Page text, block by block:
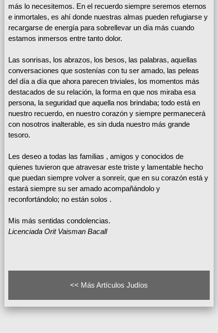
más lo necesitemos. En el recuerdo siempre seremos eternos
e inmortales, es ahí donde nuestras almas pueden refugiarse y
recargarse de energía para sobrellevar un día más cuando
estamos inmersos entre tanto dolor.
Las sonrisas, los abrazos, los besos, las palabras, aquellas
conversaciones que sostenías con tu ser amado, las peleas
del día a día que ahora parecen triviales, los momentos más
destacados de su relación, la forma en que nos miraba esa
persona, la seguridad que aquella nos brindaba; todo está en
nuestro recuerdo, en nuestro corazón y siempre permanecerá
con nosotros inalterable, es sin duda nuestro más grande
tesoro.
Les deseo a todas las familias , amigos y conocidos de
quienes tuvieron que atravesar este triste y lamentable hecho
que puedan siempre volver a sonreír, que en su corazón está y
estará siempre su ser amado acompañándolo y
reconfortándolo; no están solos .
Mis más sentidas condolencias.
Licenciada Orit Vaisman Bacall
<< Más Artículos Judíos